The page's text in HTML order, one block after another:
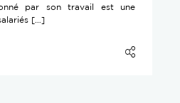
par son travail est une
[…]